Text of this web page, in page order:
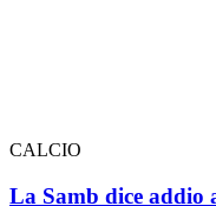
CALCIO
La Samb dice addio